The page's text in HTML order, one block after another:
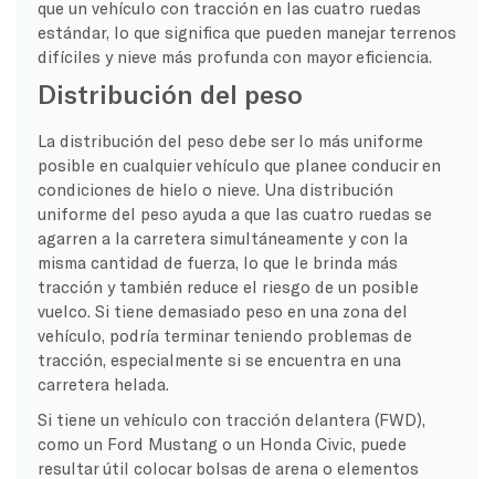
que un vehículo con tracción en las cuatro ruedas
estándar, lo que significa que pueden manejar terrenos
difíciles y nieve más profunda con mayor eficiencia.
Distribución del peso
La distribución del peso debe ser lo más uniforme
posible en cualquier vehículo que planee conducir en
condiciones de hielo o nieve. Una distribución
uniforme del peso ayuda a que las cuatro ruedas se
agarren a la carretera simultáneamente y con la
misma cantidad de fuerza, lo que le brinda más
tracción y también reduce el riesgo de un posible
vuelco. Si tiene demasiado peso en una zona del
vehículo, podría terminar teniendo problemas de
tracción, especialmente si se encuentra en una
carretera helada.
Si tiene un vehículo con tracción delantera (FWD),
como un Ford Mustang o un Honda Civic, puede
resultar útil colocar bolsas de arena o elementos